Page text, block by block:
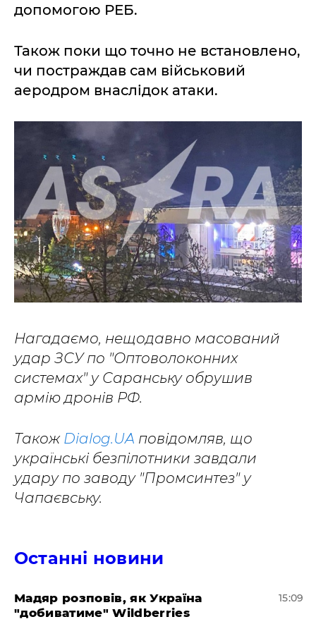
допомогою РЕБ.
Також поки що точно не встановлено,
чи постраждав сам військовий
аеродром внаслідок атаки.
Нагадаємо, нещодавно масований
удар ЗСУ по "Оптоволоконних
системах" у Саранську обрушив
армію дронів РФ.
Також Dialog.UA повідомляв, що
українські безпілотники завдали
удару по заводу "Промсинтез" у
Чапаєвську.
Останні новини
Мадяр розповів, як Україна
"добиватиме" Wildberries
15:09